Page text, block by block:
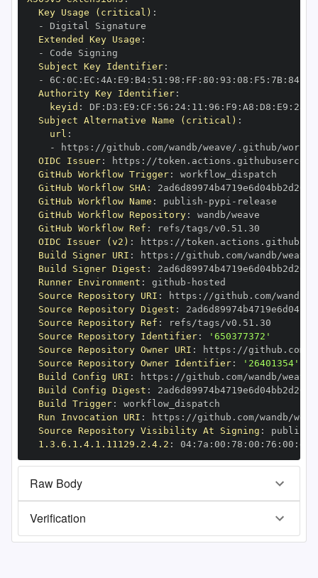
Key Usage (critical) :
-
Extended Key Usage :
-
Subject Key Identifier:
-
6C : 0C : EC : 4A : E9 : B4: 51 : 98 : FF : 80 : 93 : 08 : F5 : 7B: 84:
Authority Key Identifier:
keyid : DF : D3 : E9 : CF : 56 : 24: 11 : 96 : F9 : A8 : D8 : E9 : 28
Subject Alternative Name (critical) :
url :
-
https :
OIDC Issuer: https :
GitHub Workflow Trigger:
GitHub Workflow SHA:
GitHub Workflow Name : publish - pypi -
GitHub Workflow Repository:
GitHub Workflow Ref :
OIDC Issuer (v2) : https :
Build Signer URI : https :
Build Signer Digest :
Runner Environment : github -
Source Repository URI : https :
Source Repository Digest :
Source Repository Ref :
Source Repository Identifier:
'650377372'
Source Repository Owner URI : https :
Source Repository Owner Identifier:
'26401354'
Build Config URI : https :
Build Config Digest :
Build Trigger:
Run Invocation URI : https :
Source Repository Visibility At Signing :
1.3.6.1.4.1.11129.2.4.2 : 04: 7a : 00 : 78 : 00 : 76 : 00 : dd
Raw Body
Verification